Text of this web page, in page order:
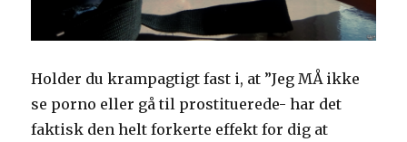
Holder du krampagtigt fast i, at ”Jeg MÅ ikke
se porno eller gå til prostituerede- har det
faktisk den helt forkerte effekt for dig at